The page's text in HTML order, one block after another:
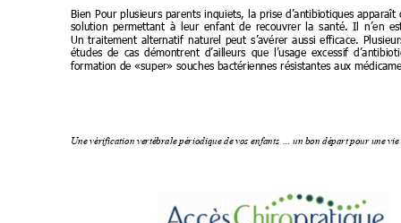
Bien Pour plusieurs parents inquiets, la prise d’antibiotiques apparaît
solution permettant à leur enfant de recouvrer la santé. Il n’en
Un traitement alternatif naturel peut s’avérer aussi efficace.
études de cas démontrent d’ailleurs que l’usage excessif
formation de «super» souches bactériennes résistantes aux
Une vérification vertébrale périodique de vos enfants … un bon départ pour une vie